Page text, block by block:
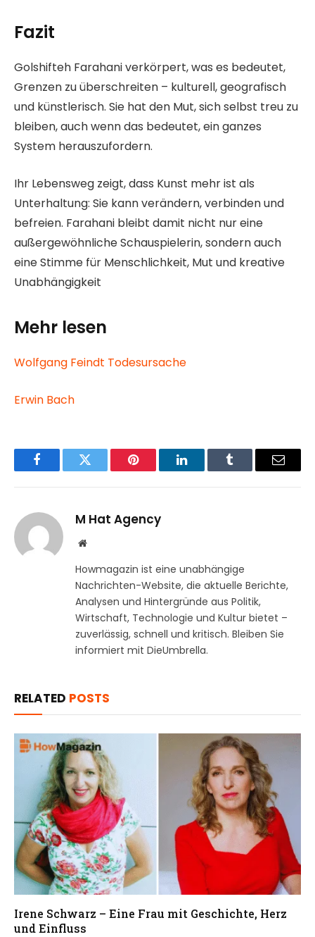
Fazit
Golshifteh Farahani verkörpert, was es bedeutet,
Grenzen zu überschreiten – kulturell, geografisch
und künstlerisch. Sie hat den Mut, sich selbst treu zu
bleiben, auch wenn das bedeutet, ein ganzes
System herauszufordern.
Ihr Lebensweg zeigt, dass Kunst mehr ist als
Unterhaltung: Sie kann verändern, verbinden und
befreien. Farahani bleibt damit nicht nur eine
außergewöhnliche Schauspielerin, sondern auch
eine Stimme für Menschlichkeit, Mut und kreative
Unabhängigkeit
Mehr lesen
Wolfgang Feindt Todesursache
Erwin Bach
FacebookTwitter Pinterest LinkedInTumblr Email
M Hat Agency
Website
Howmagazin ist eine unabhängige
Nachrichten-Website, die aktuelle Berichte,
Analysen und Hintergründe aus Politik,
Wirtschaft, Technologie und Kultur bietet –
zuverlässig, schnell und kritisch. Bleiben Sie
informiert mit DieUmbrella.
RELATED POSTS
Irene Schwarz – Eine Frau mit Geschichte, Herz
und Einfluss